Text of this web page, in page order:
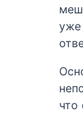
уже
что